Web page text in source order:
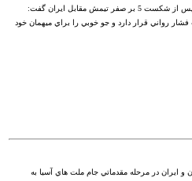
رضا عنتر کاپيتان تيم ملي فوتبال لبنان پس از شکست 5 بر صفر تيمش مقابل ايران گفت:
رواني قرار دارد و جو خوبي را براي ميهمان خود
و ايران در مرحله مقدماتي جام ملت هاي آسيا به